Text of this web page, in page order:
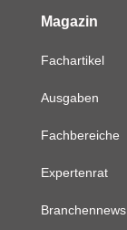
Magazin
Fachartikel
Ausgaben
Fachbereiche
Expertenrat
Branchennews